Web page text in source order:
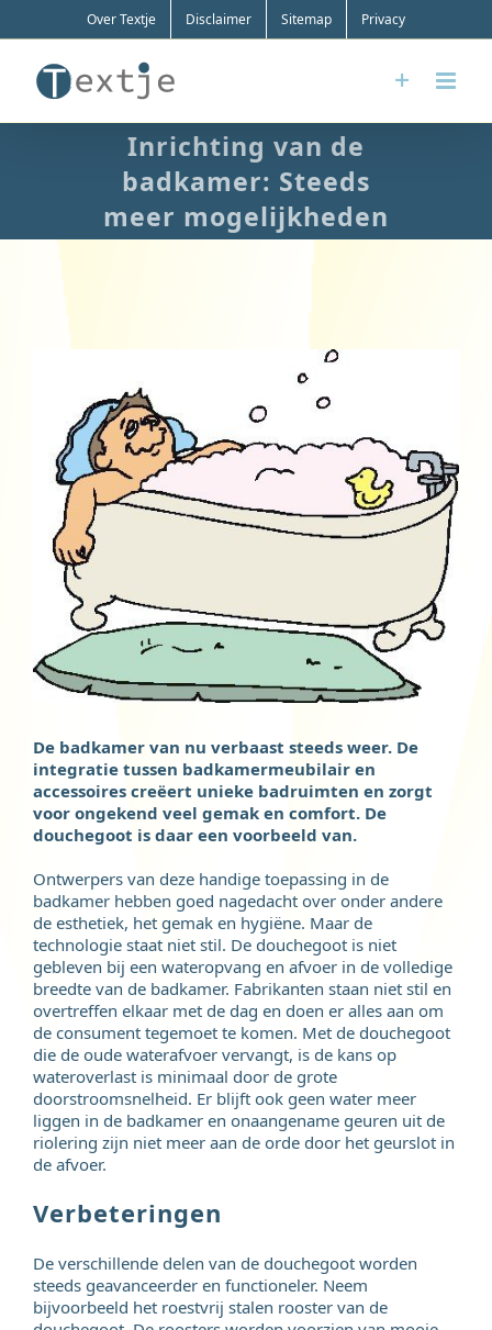
Over Textje Disclaimer Sitemap Privacy
Inrichting van de
badkamer: Steeds
meer mogelijkheden
afbeelding
De badkamer van nu verbaast steeds weer. De
integratie tussen badkamermeubilair en
accessoires creëert unieke badruimten en zorgt
voor ongekend veel gemak en comfort. De
douchegoot is daar een voorbeeld van.
Ontwerpers van deze handige toepassing in de
badkamer hebben goed nagedacht over onder andere
de esthetiek, het gemak en hygiëne. Maar de
technologie staat niet stil. De douchegoot is niet
gebleven bij een wateropvang en afvoer in de volledige
breedte van de badkamer. Fabrikanten staan niet stil en
overtreffen elkaar met de dag en doen er alles aan om
de consument tegemoet te komen. Met de douchegoot
die de oude waterafvoer vervangt, is de kans op
wateroverlast is minimaal door de grote
doorstroomsnelheid. Er blijft ook geen water meer
liggen in de badkamer en onaangename geuren uit de
riolering zijn niet meer aan de orde door het geurslot in
de afvoer.
Verbeteringen
De verschillende delen van de douchegoot worden
steeds geavanceerder en functioneler. Neem
bijvoorbeeld het roestvrij stalen rooster van de